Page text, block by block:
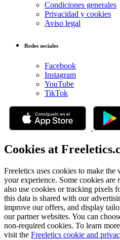
Condiciones generales
Privacidad y cookies
Aviso legal
Redes sociales
Facebook
Instagram
YouTube
TikTok
Cookies at
Freeletics uses cookies to make
your experience. Some cookies
also use cookies or tracking pixels
this data is shared with our
improve our offers, and display
our partner websites. You can
non-required cookies. To learn
visit the Freeletics cookie and